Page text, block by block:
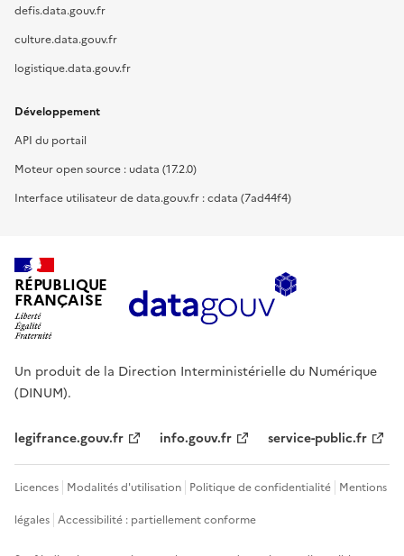
defis.data.gouv.fr
culture.data.gouv.fr
logistique.data.gouv.fr
Développement
API du portail
Moteur open source : udata (17.2.0)
Interface utilisateur de data.gouv.fr : cdata (7ad44f4)
RÉPUBLIQUE
FRANÇAISE
Un produit de la Direction Interministérielle du Numérique
(DINUM).
legifrance.gouv.fr info.gouv.fr service-public.fr
Licences Modalités d'utilisation Politique de confidentialité Mentions
légales Accessibilité : partiellement conforme